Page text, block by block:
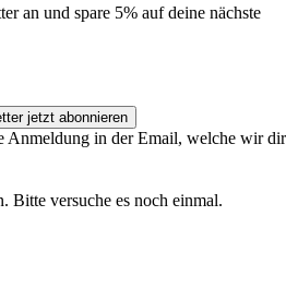
an und spare 5% auf deine nächste
jetzt abonnieren
Anmeldung in der Email, welche wir dir
Bitte versuche es noch einmal.